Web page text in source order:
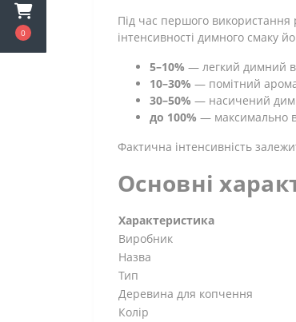
0
Під час першого
інтенсивності димного смаку
5–10% — легкий димний
10–30% — помітний
30–50% — насичений
до 100% — максимально
Фактична інтенсивність
Основні
Характеристика
Виробник
Назва
Тип
Деревина для копчення
Колір